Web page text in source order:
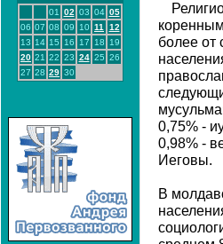
01 02 03 04 05
06 07 08 09 10 11
12
13 14 15 16 17 18
19
20 21 22 23 24 25 26
27 28 29 30
более от
0,75% -
0,98% -
Иеговы.
В